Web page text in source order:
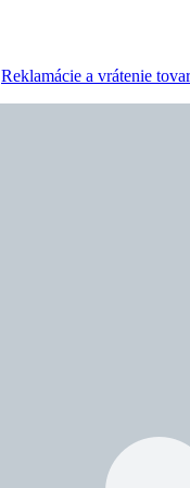
Reklamácie a vrátenie